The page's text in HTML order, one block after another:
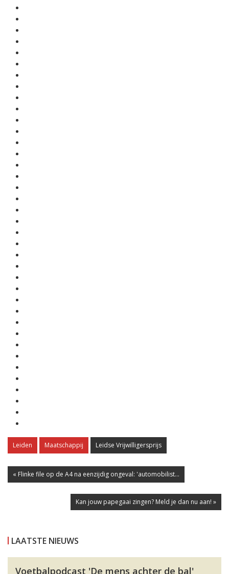
Leiden Maatschappij Leidse Vrijwilligersprijs
« Flinke file op de A4 na eenzijdig ongeval: 'automobilist...
Kan jouw papegaai zingen? Meld je dan nu aan! »
LAATSTE NIEUWS
Voetbalpodcast 'De mens achter de bal'